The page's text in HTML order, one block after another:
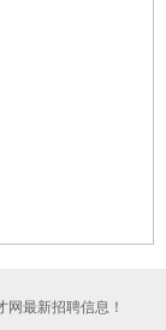
最新招聘信息！